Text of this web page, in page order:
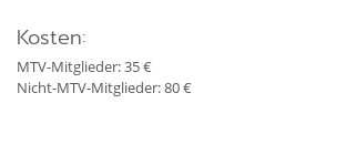
Kosten:
MTV-Mitglieder: 35 €
Nicht-MTV-Mitglieder: 80 €